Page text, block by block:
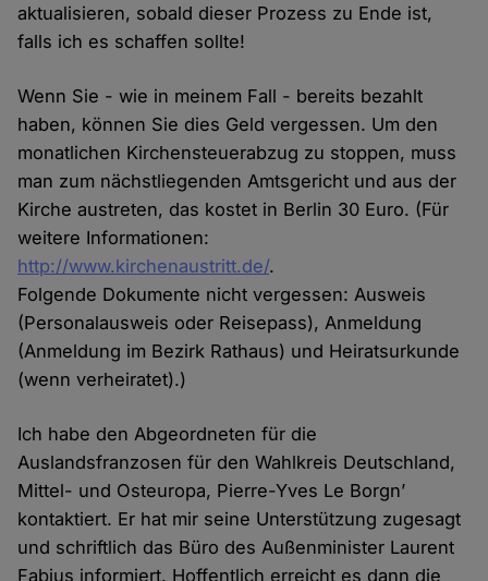
aktualisieren, sobald dieser Prozess zu Ende ist,
falls ich es schaffen sollte!
Wenn Sie - wie in meinem Fall - bereits bezahlt
haben, können Sie dies Geld vergessen. Um den
monatlichen Kirchensteuerabzug zu stoppen, muss
man zum nächstliegenden Amtsgericht und aus der
Kirche austreten, das kostet in Berlin 30 Euro. (Für
weitere Informationen:
http://www.kirchenaustritt.de/.
Folgende Dokumente nicht vergessen: Ausweis
(Personalausweis oder Reisepass), Anmeldung
(Anmeldung im Bezirk Rathaus) und Heiratsurkunde
(wenn verheiratet).)
Ich habe den Abgeordneten für die
Auslandsfranzosen für den Wahlkreis Deutschland,
Mittel- und Osteuropa, Pierre-Yves Le Borgn’
kontaktiert. Er hat mir seine Unterstützung zugesagt
und schriftlich das Büro des Außenminister Laurent
Fabius informiert. Hoffentlich erreicht es dann die